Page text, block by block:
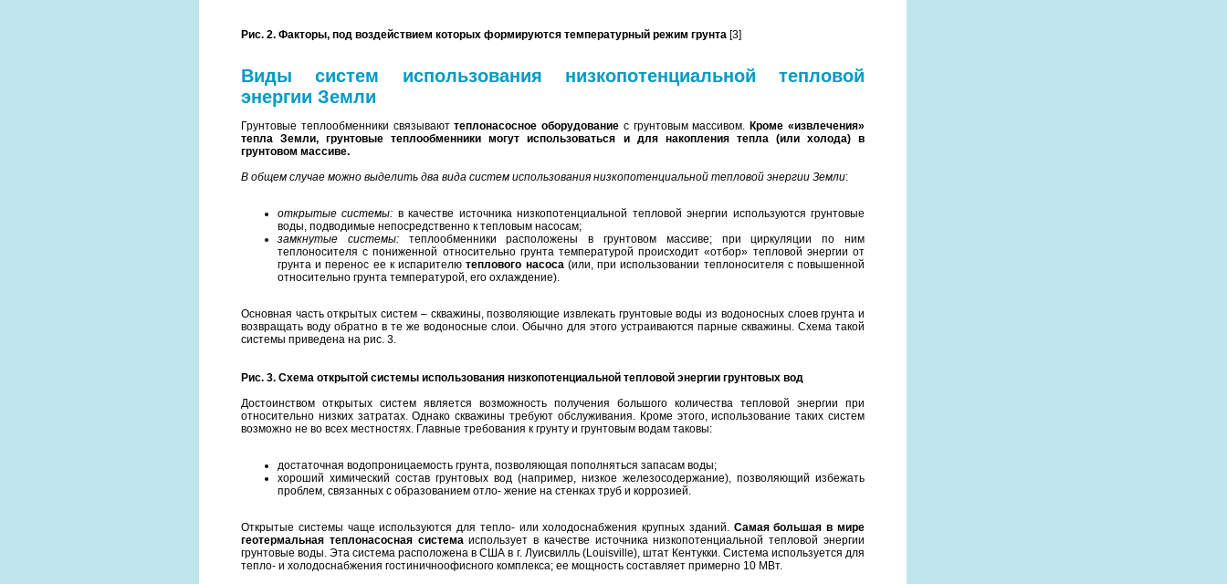
Рис. 2. Факторы, под воздействием которых формируются температурный режим грунта [3]
Виды систем использования низкопотенциальной тепловой
энергии Земли
Грунтовые теплообменники связываюттеплонасосное оборудование с грунтовым массивом. Кроме «извлечения»
тепла Земли, грунтовые теплообменники могут использоваться и для накопления тепла (или холода) в
грунтовом массиве.
В общем случае можно выделить два вида систем использования низкопотенциальной тепловой энергии Земли:
открытые системы: в качестве источника низкопотенциальной тепловой энергии используются грунтовые
воды, подводимые непосредственно к тепловым насосам;
замкнутые системы:теплообменники расположены в грунтовом массиве; при циркуляции по ним
теплоносителя с пониженной относительно грунта температурой происходит «отбор» тепловой энергии от
грунта и перенос ее к испарителютеплового насоса(или, при использовании теплоносителя с повышенной
относительно грунта температурой, его охлаждение).
Основная часть открытых систем – скважины, позволяющие извлекать грунтовые воды из водоносных слоев грунта и
возвращать воду обратно в те же водоносные слои. Обычно для этого устраиваются парные скважины. Схема такой
системы приведена на рис. 3.
Рис. 3. Схема открытой системы использования низкопотенциальной тепловой энергии грунтовых вод
Достоинством открытых систем является возможность получения большого количества тепловой энергии при
относительно низких затратах. Однако скважины требуют обслуживания. Кроме этого, использование таких систем
возможно не во всех местностях. Главные требования к грунту и грунтовым водам таковы:
достаточная водопроницаемость грунта, позволяющая пополняться запасам воды;
хороший химический состав грунтовых вод (например, низкое железосодержание), позволяющий избежать
проблем, связанных с образованием отло- жение на стенках труб и коррозией.
Открытые системы чаще используются для тепло- или холодоснабжения крупных зданий. Самая большая в мире
геотермальная теплонасосная системаиспользует в качестве источника низкопотенциальной тепловой энергии
грунтовые воды. Эта система расположена в США в г. Луисвилль (Louisville), штат Кентукки. Система используется для
тепло- и холодоснабжения гостиничноофисного комплекса; ее мощность составляет примерно 10 МВт.